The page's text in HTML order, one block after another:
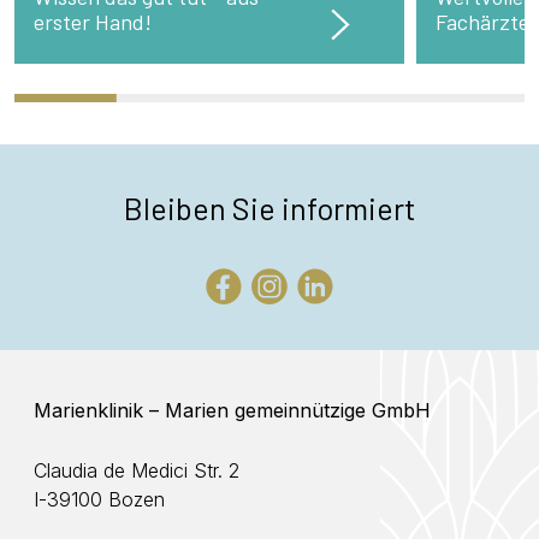
erster Hand!
Bleiben Sie informiert
Marienklinik – Marien gemeinnützige GmbH
Claudia de Medici Str. 2
I-39100 Bozen